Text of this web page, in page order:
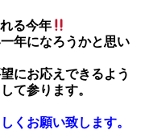
る今年
年になろうかと思い
にお応えできるよう
て参ります。
くお願い致します。